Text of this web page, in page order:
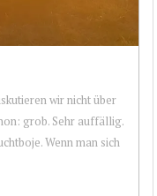
wir nicht über
grob. Sehr auffällig.
Wenn man sich